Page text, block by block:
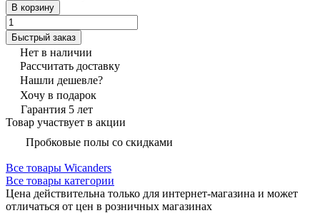
В корзину
Быстрый заказ
Нет в наличии
Рассчитать доставку
Нашли дешевле?
Хочу в подарок
Гарантия 5 лет
Товар участвует в акции
Пробковые полы со скидками
Все товары Wicanders
Все товары категории
Цена действительна только для интернет-магазина и может
отличаться от цен в розничных магазинах